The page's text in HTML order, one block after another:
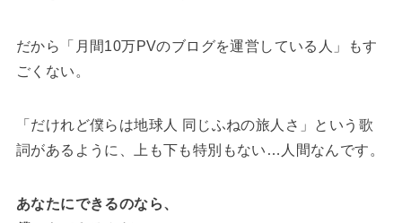
だから「月間10万PVのブログを運営している人」もす
ごくない。
「だけれど僕らは地球人 同じふねの旅人さ」という歌
詞があるように、上も下も特別もない…人間なんです。
あなたにできるのなら、